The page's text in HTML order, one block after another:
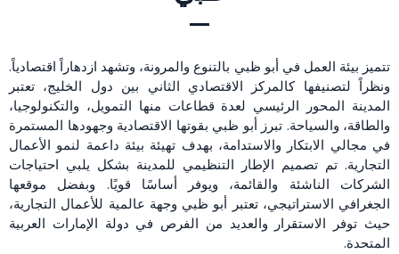
تتميز بيئة العمل في أبو ظبي بالتنوع والمرونة، وتشهد ازدهاراً اقتصادياً.
ونظراً لتصنيفها كالمركز الاقتصادي الثاني بين دول الخليج، تعتبر
المدينة المحور الرئيسي لعدة قطاعات منها التمويل، والتكنولوجيا،
والطاقة، والسياحة. تبرز أبو ظبي بقوتها الاقتصادية وجهودها المستمرة
في مجالي الابتكار والاستدامة، بهدف تهيئة بيئة داعمة لنمو الأعمال
التجارية. تم تصميم الإطار التنظيمي للمدينة بشكل يلبي احتياجات
الشركات الناشئة والقائمة، ويوفر أساسًا قويًا. وبفضل موقعها
الجغرافي الاستراتيجي، تعتبر أبو ظبي وجهة عالمية للأعمال التجارية،
حيث توفر الاستقرار والعديد من الفرص في دولة الإمارات العربية
المتحدة.